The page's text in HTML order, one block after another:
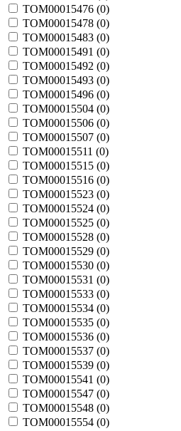
TOM00015476 (0)
TOM00015478 (0)
TOM00015483 (0)
TOM00015491 (0)
TOM00015492 (0)
TOM00015493 (0)
TOM00015496 (0)
TOM00015504 (0)
TOM00015506 (0)
TOM00015507 (0)
TOM00015511 (0)
TOM00015515 (0)
TOM00015516 (0)
TOM00015523 (0)
TOM00015524 (0)
TOM00015525 (0)
TOM00015528 (0)
TOM00015529 (0)
TOM00015530 (0)
TOM00015531 (0)
TOM00015533 (0)
TOM00015534 (0)
TOM00015535 (0)
TOM00015536 (0)
TOM00015537 (0)
TOM00015539 (0)
TOM00015541 (0)
TOM00015547 (0)
TOM00015548 (0)
TOM00015554 (0)